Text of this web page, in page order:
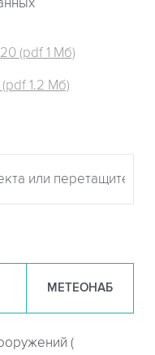
(pdf 1 Мб)
1.2 Мб)
МЕТЕОНАБ
(